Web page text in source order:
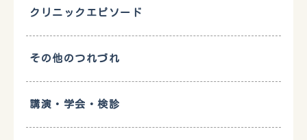
クリニックエピソード
その他のつれづれ
講演・学会・検診